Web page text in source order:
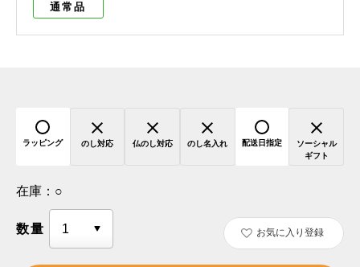
通常品
ラッピング のし対応 仏のし対応 のし名入れ 配送日指定
ソーシャル
ギフト
在庫： ○
数量 お気に入り登録